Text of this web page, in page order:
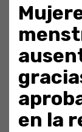
en la